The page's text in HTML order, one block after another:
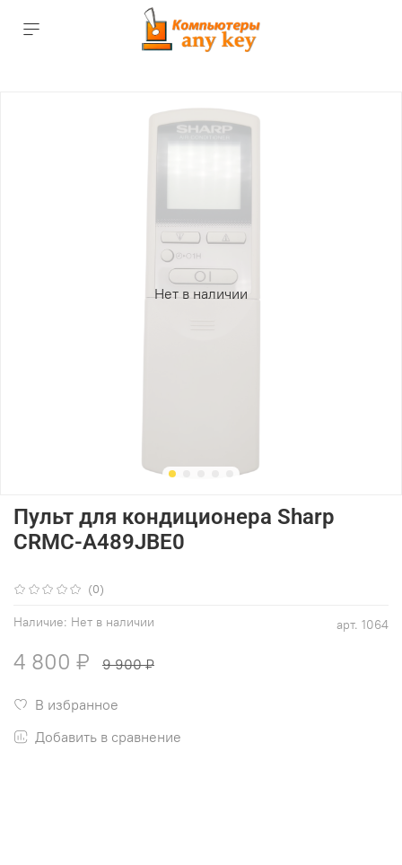
Нет в наличии
(0)
арт. 1064
Наличие: Нет в наличии
Пульт для кондиционера Sharp
CRMC-A489JBE0
4 800 ₽ 9 900 ₽
В избранное
Добавить в сравнение